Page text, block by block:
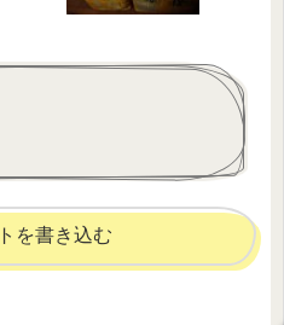
を書き込む